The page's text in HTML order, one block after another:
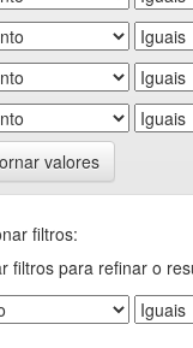
valores
filtros:
filtros para refinar o